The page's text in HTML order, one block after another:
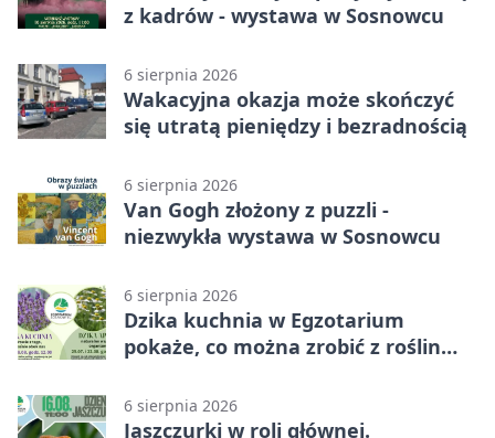
z kadrów - wystawa w Sosnowcu
6 sierpnia 2026
Wakacyjna okazja może skończyć
się utratą pieniędzy i bezradnością
6 sierpnia 2026
Van Gogh złożony z puzzli -
niezwykła wystawa w Sosnowcu
6 sierpnia 2026
Dzika kuchnia w Egzotarium
pokaże, co można zrobić z roślin
6 sierpnia 2026
Jaszczurki w roli głównej.